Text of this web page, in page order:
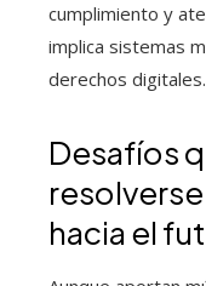
cumplimiento y
implica sistemas
derechos digitales.
Desafíos
hacia el